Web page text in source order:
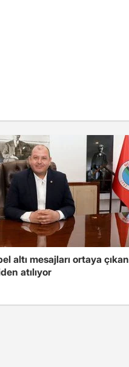
altı mesajları ortaya çıkan
atılıyor